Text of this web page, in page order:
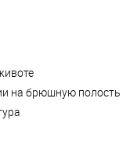
на брюшную полость